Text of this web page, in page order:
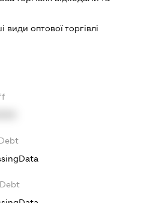
види оптової торгівлі